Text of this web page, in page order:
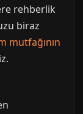
rehberlik
biraz
mutfağının